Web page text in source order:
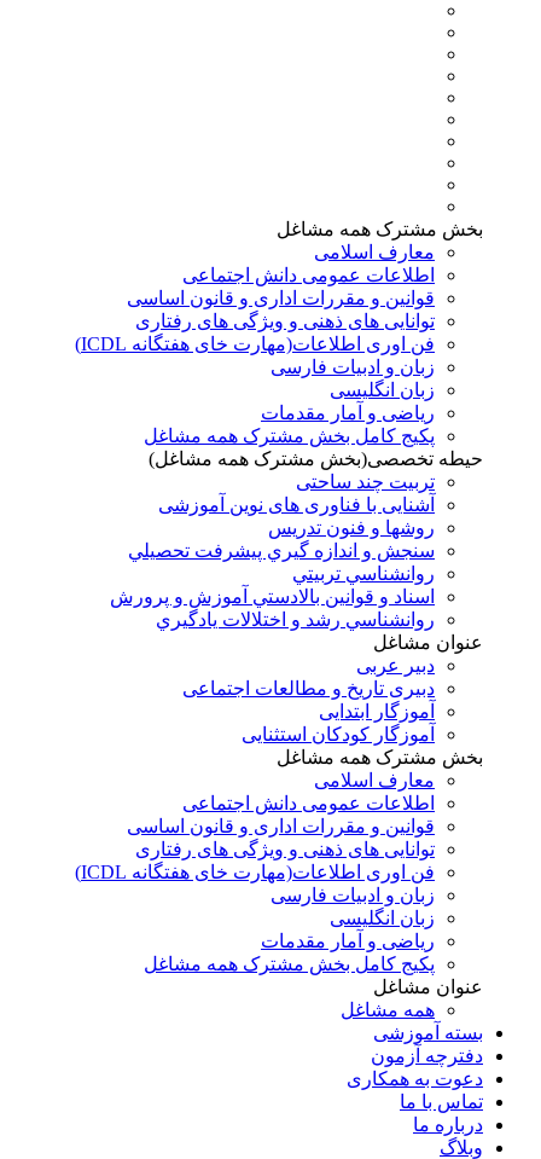
بخش مشترک همه مشاغل
معارف اسلامی
اطلاعات عمومی دانش اجتماعی
قوانین و مقررات اداری و قانون اساسی
توانایی های ذهنی و ویژگی های رفتاری
فن اوری اطلاعات(مهارت خای هفتگانه ICDL)
زبان و ادبیات فارسی
زبان انگلیسی
ریاضی و آمار مقدمات
پکیج کامل بخش مشترک همه مشاغل
حیطه تخصصی(بخش مشترک همه مشاغل)
تربیت چند ساحتی
آشنایی با فناوری های نوین آموزشی
روشها و فنون تدريس
سنجش و اندازه گيري پيشرفت تحصيلي
روانشناسي تربيتي
اسناد و قوانين بالادستي آموزش و پرورش
روانشناسي رشد و اختلالات يادگيري
عنوان مشاغل
دبير عربی
دبیری تاریخ و مطالعات اجتماعی
آموزگار ابتدایی
آموزگار کودکان استثنایی
بخش مشترک همه مشاغل
معارف اسلامی
اطلاعات عمومی دانش اجتماعی
قوانین و مقررات اداری و قانون اساسی
توانایی های ذهنی و ویژگی های رفتاری
فن اوری اطلاعات(مهارت خای هفتگانه ICDL)
زبان و ادبیات فارسی
زبان انگلیسی
ریاضی و آمار مقدمات
پکیج کامل بخش مشترک همه مشاغل
عنوان مشاغل
همه مشاغل
بسته آموزشی
دفترچه آزمون
دعوت به همکاری
تماس با ما
درباره ما
وبلاگ